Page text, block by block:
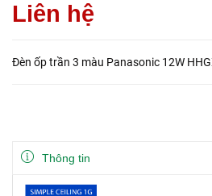
Liên hệ
Đèn ốp trần 3 màu Panasonic 12W
Thông tin